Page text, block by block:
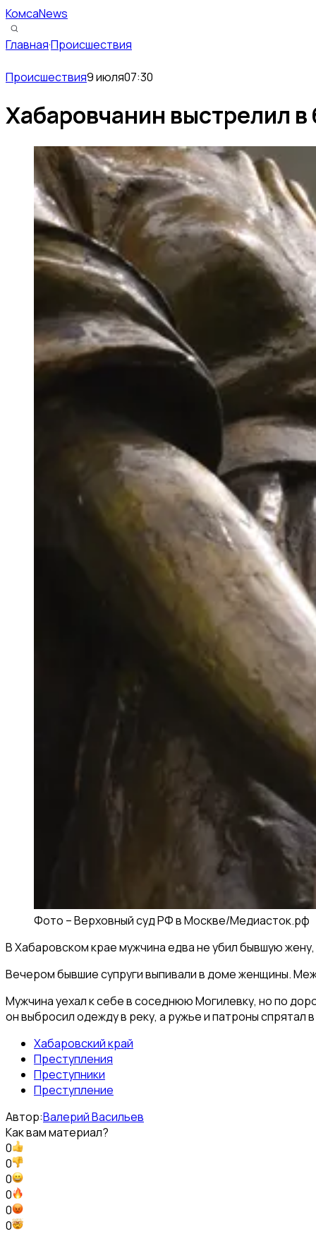
КомсаNews
Главная·Происшествия
Происшествия9 июля07:30
Хабаровчанин выстрелил
Фото –Верховный суд РФ в Москве/Медиасток.рф
В Хабаровском крае мужчина едва не убил бывшую
Вечером бывшие супруги выпивали в доме женщины.
Мужчина уехал к себе в соседнюю Могилевку, но по
он выбросил одежду в реку, а ружье и патроны
Хабаровский край
Преступления
Преступники
Преступление
Автор:Валерий Васильев
Как вам материал?
0
0
0
0
0
0